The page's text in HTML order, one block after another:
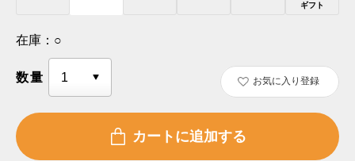
ギフト
在庫： ○
数量 お気に入り登録